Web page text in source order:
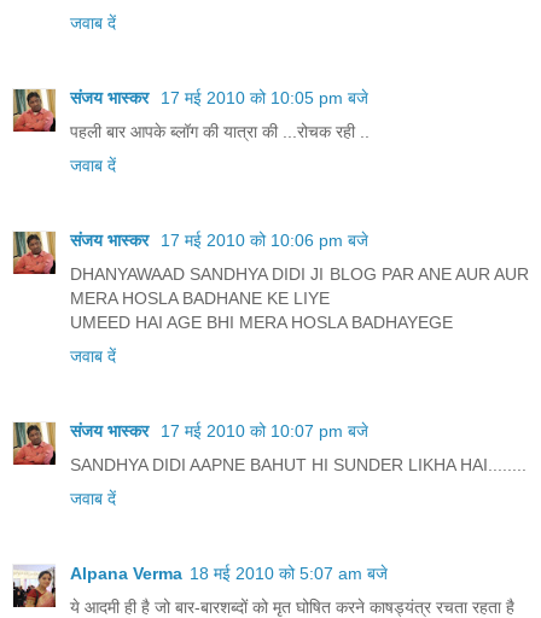
जवाब दें
संजय भास्‍कर
17 मई 2010 को 10:05 pm बजे
पहली बार आपके ब्लॉग की यात्रा की ...रोचक रही ..
जवाब दें
संजय भास्‍कर
17 मई 2010 को 10:06 pm बजे
DHANYAWAAD SANDHYA DIDI JI BLOG PAR ANE AUR AUR
MERA HOSLA BADHANE KE LIYE
UMEED HAI AGE BHI MERA HOSLA BADHAYEGE
जवाब दें
संजय भास्‍कर
17 मई 2010 को 10:07 pm बजे
SANDHYA DIDI AAPNE BAHUT HI SUNDER LIKHA HAI........
जवाब दें
Alpana Verma 18 मई 2010 को 5:07 am बजे
ये आदमी ही है जो बार-बारशब्दों को मृत घोषित करने काषड्यंत्र रचता रहता है